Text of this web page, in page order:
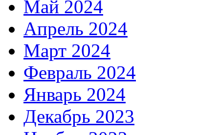
Май 2024
Апрель 2024
Март 2024
Февраль 2024
Январь 2024
Декабрь 2023